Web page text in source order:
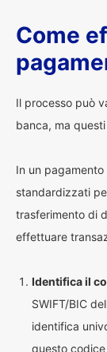
Come
Il processo può
banca, ma
In un
standardizzati
trasferimento di
effettuare
Identifica il
SWIFT/BIC
identifica
questo